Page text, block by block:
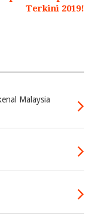
Terkini 2019!
Malaysia